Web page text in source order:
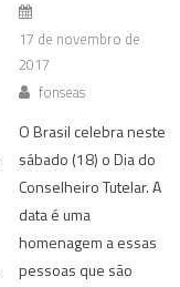
17 de novembro de
2017
fonseas
O Brasil celebra neste
sábado (18) o Dia do
Conselheiro Tutelar. A
data é uma
homenagem a essas
pessoas que são